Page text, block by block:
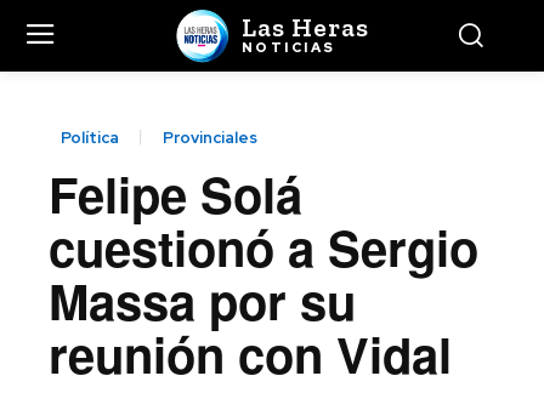
Las Heras
NOTICIAS
Política Provinciales
Felipe Solá
cuestionó a Sergio
Massa por su
reunión con Vidal